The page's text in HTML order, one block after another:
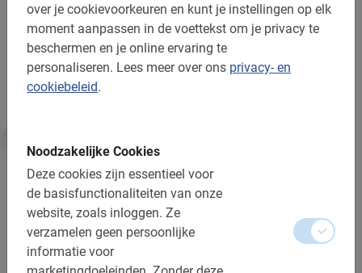
over je cookievoorkeuren en kunt je instellingen op elk
moment aanpassen in de voettekst om je privacy te
beschermen en je online ervaring te
personaliseren. Lees meer over ons privacy- en
cookiebeleid.
Noodzakelijke Cookies
Deze cookies zijn essentieel voor
de basisfunctionaliteiten van onze
website, zoals inloggen. Ze
verzamelen geen persoonlijke
informatie voor
mail.
Je stedentrip begint pas echt na de Milaan fietstour van
Baja Bikes!
Informatie
Handig om te weten:
Reserveren is verplicht